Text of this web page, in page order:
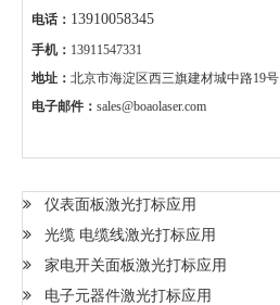
电话： 13910058345
手机： 13911547331
地址： 北京市海淀区西三旗建材城中路19号
电子邮件： sales@boaolaser.com
仪表面板激光打标应用
光缆 电缆线激光打标应用
家电开关面板激光打标应用
电子元器件激光打标应用